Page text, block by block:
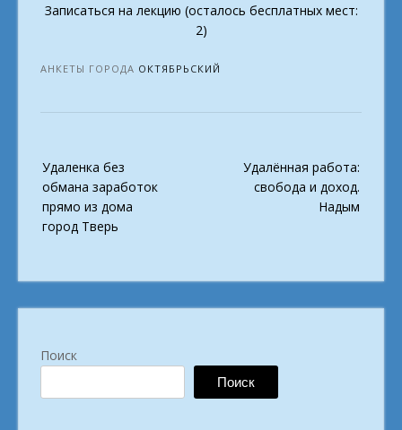
Записаться на лекцию (осталось бесплатных мест:
2)
АНКЕТЫ ГОРОДА ОКТЯБРЬСКИЙ
navigation
Удаленка без
обмана заработок
прямо из дома
город Тверь
Удалённая работа:
свобода и доход.
Надым
Поиск
Поиск